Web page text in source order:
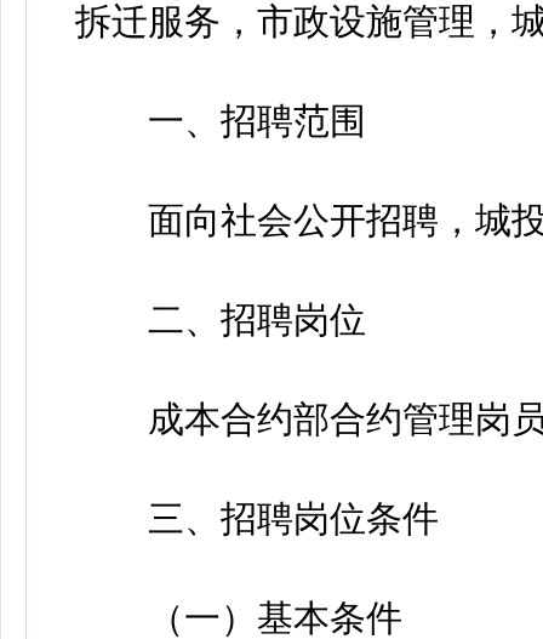
拆迁服务，市政设施管理，
一、招聘范围
面向社会公开招聘，城投
二、招聘岗位
成本合约部合约管理岗
三、招聘岗位条件
（一）基本条件